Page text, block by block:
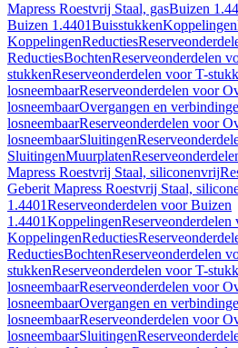
Mapress Roestvrij Staal, gasBuizen
Buizen 1.4401BuisstukkenKoppelingen
KoppelingenReducties
ReductiesBochtenReserveonderdelen
stukkenReserveonderdelen voor T-
losneembaarReserveonderdelen voor
losneembaarOvergangen en
losneembaarReserveonderdelen voor
losneembaarSluitingen
SluitingenMuurplaten
Mapress Roestvrij Staal, siliconenvrij
Geberit Mapress Roestvrij Staal,
1.4401Reserveonderdelen voor Buizen
1.4401KoppelingenReserveonderdelen
KoppelingenReducties
ReductiesBochtenReserveonderdelen
stukkenReserveonderdelen voor T-
losneembaarReserveonderdelen voor
losneembaarOvergangen en
losneembaarReserveonderdelen voor
losneembaarSluitingen